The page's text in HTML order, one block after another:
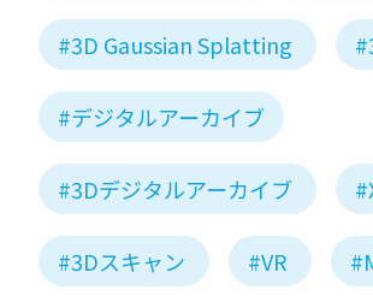
#3D Gaussian Splatting
#デジタルアーカイブ
#3Dデジタルアーカイブ
#3Dスキャン #VR